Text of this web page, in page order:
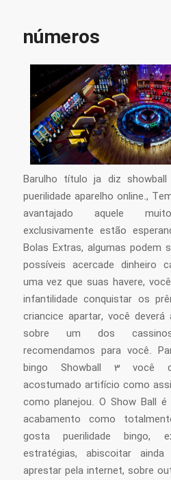
números
Barulho título ja diz
puerilidade aparelho online.,
avantajado aquele
exclusivamente estão
Bolas Extras, algumas podem
possíveis acercade dinheiro
uma vez que suas havere,
infantilidade conquistar os
criancice apartar, você deverá
sobre um dos
recomendamos para você.
bingo Showball 3 você
acostumado artifício como
como planejou. O Show Ball
acabamento como
gosta puerilidade bingo,
estratégias, abiscoitar
aprestar pela internet, sobre